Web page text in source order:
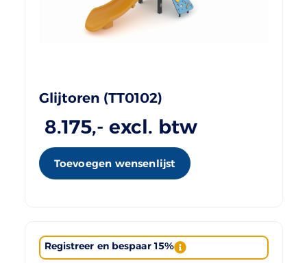
Glijtoren (TT0102)
8.175,- excl. btw
Toevoegen wensenlijst
Registreer en bespaar 15%